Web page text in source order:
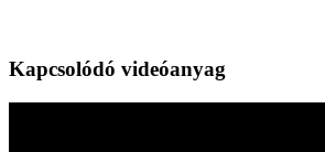
Kapcsolódó videóanyag